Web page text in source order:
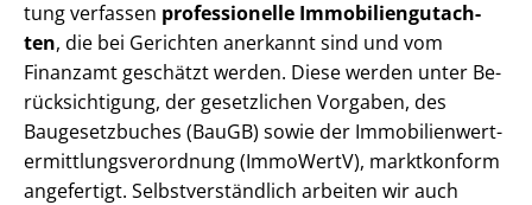
tung verfassen professionelle Im­mo­bi­li­en­gut­ach­
ten, die bei Gerichten anerkannt sind und vom
Finanzamt geschätzt werden. Diese werden unter Be­
rück­sich­ti­gung, der gesetzlichen Vorgaben, des
Baugesetzbuches (BauGB) sowie der Im­mo­bi­li­en­wert­
ermitt­lungs­ver­ord­nung (ImmoWertV), marktkonform
angefertigt. Selbst­ver­ständ­lich arbeiten wir auch